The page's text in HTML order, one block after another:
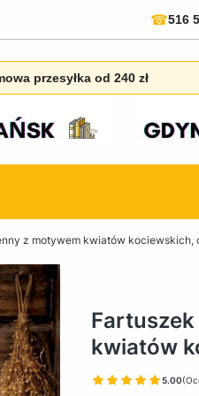
☎516
przesyłka od 240 zł
z motywem kwiatów kociewskich,
kwiatów
5.00